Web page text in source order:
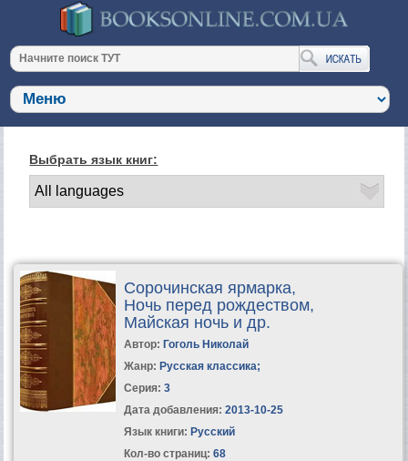
Выбрать язык книг:
Сорочинская ярмарка,
Ночь перед рождеством,
Майская ночь и др.
Автор: Гоголь Николай
Жанр: Русская классика;
Серия: 3
Дата добавления: 2013-10-25
Язык книги: Русский
Кол-во страниц: 68